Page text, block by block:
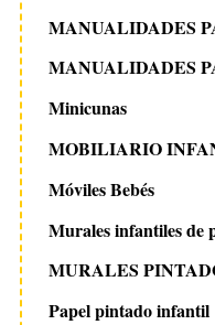
MANUALIDADES
MANUALIDADES
Minicunas
MOBILIARIO
Móviles Bebés
Murales infantiles de
MURALES
Papel pintado infantil